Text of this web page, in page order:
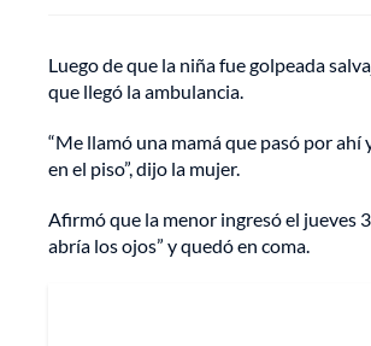
Luego de que la niña fue golpeada
que llegó la ambulancia.
“Me llamó una mamá que pasó por
en el piso”, dijo la mujer.
Afirmó que la menor ingresó el jueves
abría los ojos” y quedó en coma.